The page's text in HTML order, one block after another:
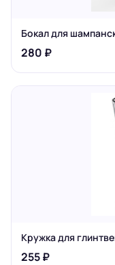
Бокал для
280 ₽
Кружка для
255 ₽